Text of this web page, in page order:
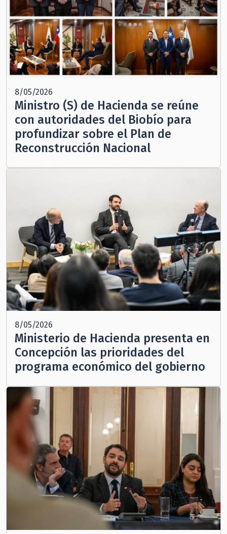
8/05/2026
Ministro (S) de Hacienda se reúne
con autoridades del Biobío para
profundizar sobre el Plan de
Reconstrucción Nacional
8/05/2026
Ministerio de Hacienda presenta en
Concepción las prioridades del
programa económico del gobierno